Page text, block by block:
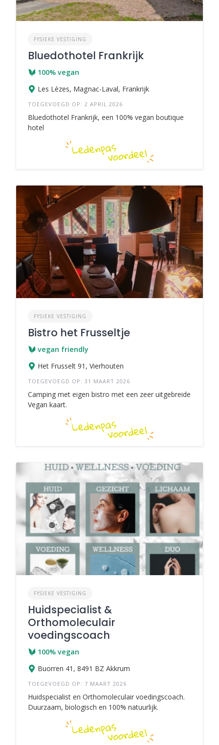
FYSIEKE VESTIGING
Bluedothotel Frankrijk
100% vegan
Les Lèzes, Magnac-Laval, Frankrijk
TOEGEVOEGD OP: 2 APRIL 2026
Bluedothotel Frankrijk, een 100% vegan boutique
hotel
FYSIEKE VESTIGING
Bistro het Frusseltje
vegan friendly
Het Frusselt 91, Vierhouten
TOEGEVOEGD OP: 31 MAART 2026
Camping met eigen bistro met een zeer uitgebreide
Vegan kaart.
FYSIEKE VESTIGING
Huidspecialist &
Orthomoleculair
voedingscoach
100% vegan
Buorren 41, 8491 BZ Akkrum
TOEGEVOEGD OP: 7 MAART 2026
Huidspecialist en Orthomoleculair voedingscoach.
Duurzaam, biologisch en 100% natuurlijk.